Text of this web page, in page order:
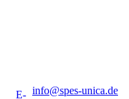
info@spes-unica.de